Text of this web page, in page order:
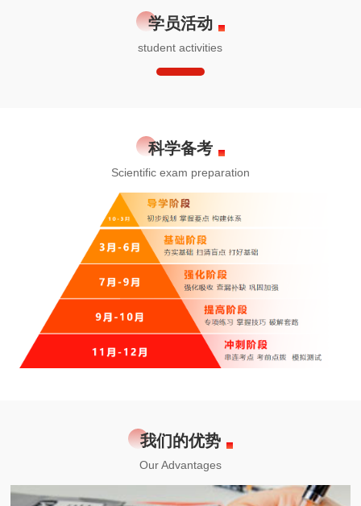
学员活动
student activities
科学备考
Scientific exam preparation
我们的优势
Our Advantages